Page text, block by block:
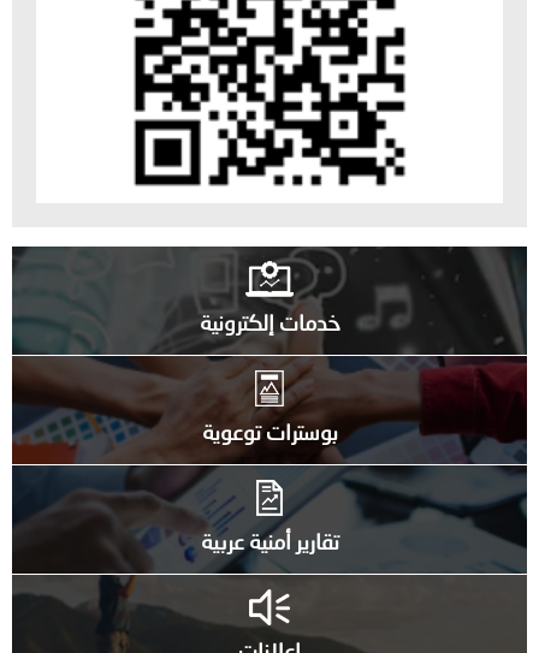
خدمات إلكترونية
بوسترات توعوية
تقارير أمنية عربية